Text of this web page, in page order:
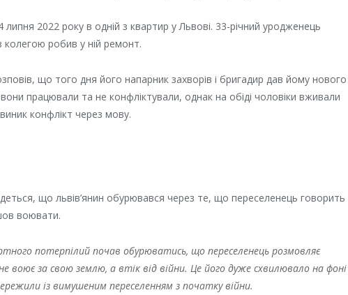
2022 року в одній з квартир у Львові. 33-річний уродженець
колегою робив у ній ремонт.
що того дня його напарник захворів і бригадир дав йому нового
працювали та не конфліктували, однак на обіді чоловіки вживали
конфлікт через мову.
що львів’янин обурювався через те, що переселенець говорить
воювати.
потерпілий почав обурюватись, що переселенець розмовляє
воює за свою землю, а втік від війни. Це його дуже схвилювало на фоні
із вимушеним переселенням з початку війни.